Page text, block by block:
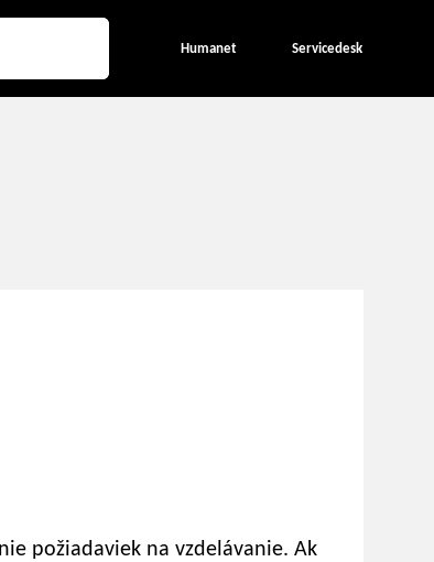
Humanet Servicedesk
požiadaviek na vzdelávanie. Ak